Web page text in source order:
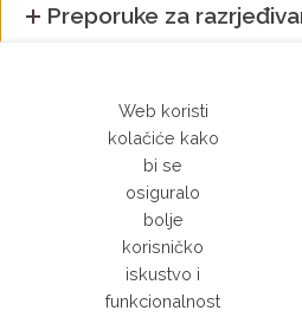
Preporuke za
Sigurnosne preporuke
Web koristi
kolačiće kako
bi se
osiguralo
bolje
korisničko
iskustvo i
funkcionalnost